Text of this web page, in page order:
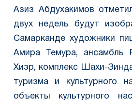
Азиз Абдухакимов
двух недель будут
Самарканде художники
Амира Темура, ансамбль
Хизр, комплекс Шахи-
туризма и культурного
объекты культурного